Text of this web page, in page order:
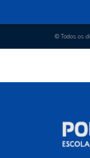
© Todos os